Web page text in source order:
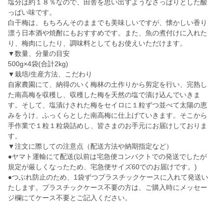
塩分は約１８％なので、田舎を思い出すようなさっぱりとした酸
っぱい味です。
白干梅は、もちろんそのままでも美味しいですが、懐かしい香り
漂う日本酒や焼酎にもおすすめです。また、魚の煮付けに入れた
り、梅肉にしたり、調味料としてもお使えいただけます。
▼数量、分量の目安
500g×4袋(合計2kg)
▼栽培/生産方法、こだわり
自家農園にて、納得のいく梅林の土作りから剪定を行い、完熟し
た南高梅を収穫し、収穫した梅を天然の塩で漬け込んでいきま
す。そして、塩漬けされた梅をセイロに１粒ずつ並べて太陽の恵
みをうけ、ふっくらとした南高梅に仕上げていきます。そこから
手作業で１粒１粒袋詰めし、皆さまのお手元にお届けしておりま
す。
▼注文に際しての注意点（配送方法や納期指定など）
●ヤマト運輸にて配送(以前は宅急便コンパクトでの発送でしたが
規定が厳しくなったため、宅急便サイズ60でのお届けです。)
●つぶれ防止のため、1袋ずつプラスチックケースに入れて発送い
たします。プラスチックケース不要の方は、ご購入時にメッセー
ジ欄にてケース不要とご記入ください。